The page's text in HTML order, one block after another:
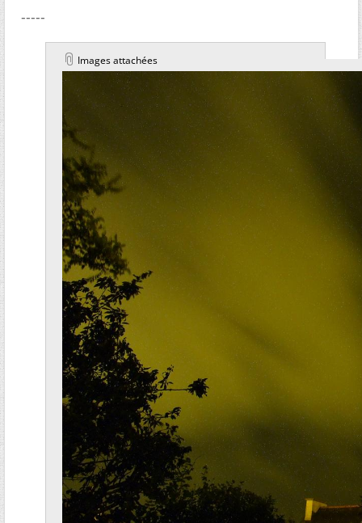
-----
Images attachées